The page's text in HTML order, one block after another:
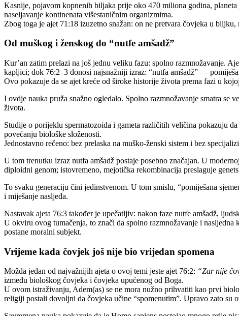
Kasnije, pojavom kopnenih biljaka prije oko 470 miliona godina,
naseljavanje kontinenata višestaničnim organizmima.
Zbog toga je ajet 71:18 izuzetno snažan: on ne pretvara čovjeka u
Od muškog i ženskog do “nutfe amšadž”
Kur’an zatim prelazi na još jednu veliku fazu: spolno razmnožavanje.
kapljici; dok 76:2–3 donosi najsnažniji izraz: “nutfa amšadž” —
Ovo pokazuje da se ajet kreće od široke historije života prema fazi u
I ovdje nauka pruža snažno ogledalo. Spolno razmnožavanje smatra se
života.
Studije o porijeklu spermatozoida i gameta različitih veličina pokazuju
povećanju biološke složenosti.
Jednostavno rečeno: bez prelaska na muško-ženski sistem i bez
U tom trenutku izraz nutfa amšadž postaje posebno značajan. U
diploidni genom; istovremeno, mejotička rekombinacija preslaguje
To svaku generaciju čini jedinstvenom. U tom smislu, “pomiješana
i miješanje nasljeđa.
Nastavak ajeta 76:3 također je upečatljiv: nakon faze nutfe amšadž,
U okviru ovog tumačenja, to znači da spolno razmnožavanje i
postane moralni subjekt.
Vrijeme kada čovjek još nije bio vrijedan spomena
Možda jedan od najvažnijih ajeta o ovoj temi jeste ajet 76:2: “Zar nije
između biološkog čovjeka i čovjeka upućenog od Boga.
U ovom istraživanju, Adem(as) se ne mora nužno prihvatiti kao prvi
religiji postali dovoljni da čovjeka učine “spomenutim”. Upravo zato su